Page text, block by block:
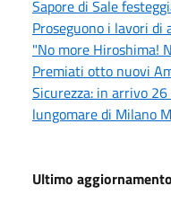
Sapore di Sale
Proseguono i lavori di
"No more Hiroshima!
Premiati otto nuovi
Sicurezza: in arrivo
lungomare di Milano
Ultimo aggiornamento